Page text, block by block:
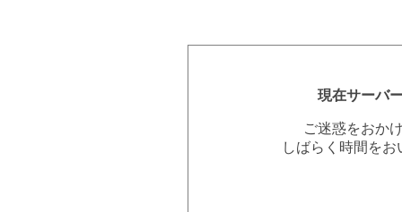
現在サーバ
ご迷惑をおか
しばらく時間を